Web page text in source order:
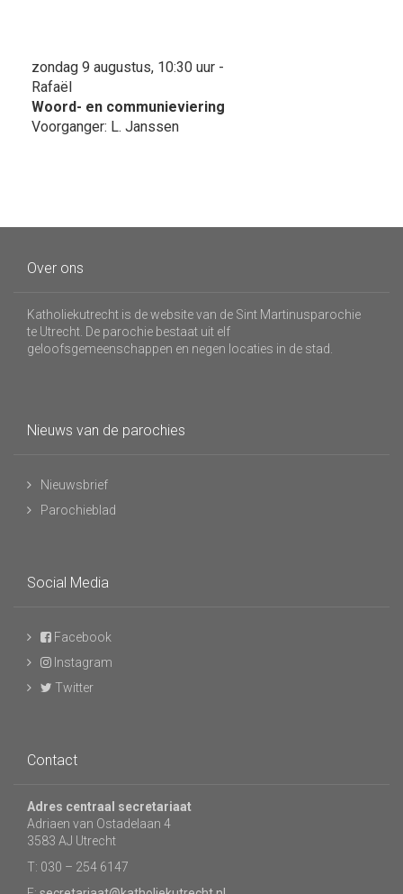
zondag 9 augustus, 10:30 uur -
Rafaël
Woord- en communieviering
Voorganger: L. Janssen
Over ons
Katholiekutrecht is de website van de Sint Martinusparochie
te Utrecht. De parochie bestaat uit elf
geloofsgemeenschappen en negen locaties in de stad.
Nieuws van de parochies
Nieuwsbrief
Parochieblad
Social Media
Facebook
Instagram
Twitter
Contact
Adres centraal secretariaat
Adriaen van Ostadelaan 4
3583 AJ Utrecht
T: 030 – 254 6147